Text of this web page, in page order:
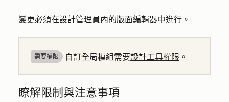
變更必須在設計管理員內的版面編輯器中進行。
需要權限 自訂全局模組需要設計工具權限 。
瞭解限制與注意事項